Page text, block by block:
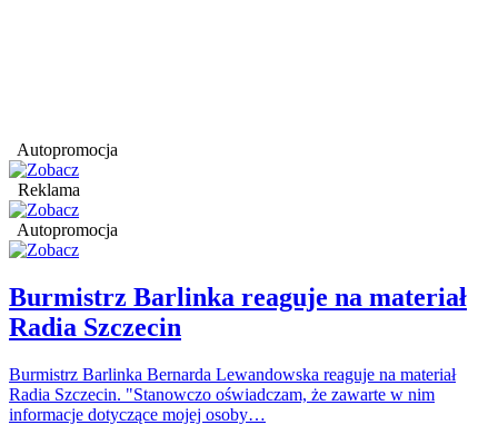
Autopromocja
Reklama
Autopromocja
Burmistrz Barlinka reaguje na materiał
Radia Szczecin
Burmistrz Barlinka Bernarda Lewandowska reaguje na materiał
Radia Szczecin. "Stanowczo oświadczam, że zawarte w nim
informacje dotyczące mojej osoby…